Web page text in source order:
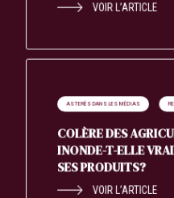
VOIR L’ARTICLE
ASTERÈS DANS LES MÉDIAS
COLÈRE DES
INONDE-T-ELLE
SES PRODUITS?
VOIR L’ARTICLE